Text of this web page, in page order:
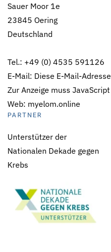
Sauer Moor 1e
23845 Oering
Deutschland
Tel.: +49 (0) 4535 591126
E-Mail: Diese E-Mail-
Zur Anzeige muss
Web: myelom.online
PARTNER
Unterstützer der
Nationalen Dekade gegen
Krebs